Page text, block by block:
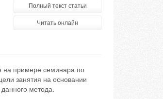
Полный текст статьи
Читать онлайн
на примере семинара по
занятия на основании
метода.